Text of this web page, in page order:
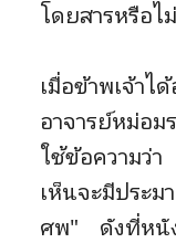
โดยสารหรือไ
เมื่อข้าพเจ้า
อาจารย์หม่อ
ใช้ข้อความ
เห็นจะมีประ
ศพ" ดังที่หนั